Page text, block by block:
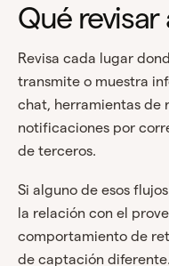
Qué
Revisa cada lugar
transmite o muestra
chat, herramientas de
notificaciones por
de terceros.
Si alguno de esos
la relación con el
comportamiento de
de captación diferente.